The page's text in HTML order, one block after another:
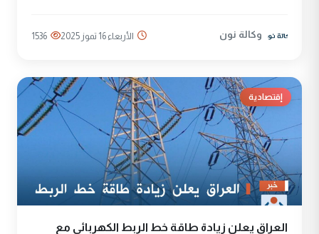
وكالة نون الأربعاء 16 تموز 2025 1536
إقتصادية
العراق يعلن زيادة طاقة خط الربط الكهربائي مع